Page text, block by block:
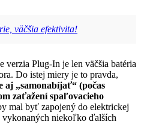
väčšia efektivita!
verzia Plug-In je len väčšia batéria
Do istej miery je to pravda,
aj „samonabíjať“ (počas
zaťažení spaľovacieho
mal byť zapojený do elektrickej
vykonaných niekoľko ďalších